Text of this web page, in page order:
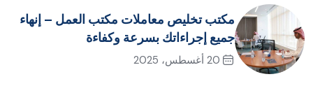
مكتب تخليص معاملات مكتب العمل – إنهاء
جميع إجراءاتك بسرعة وكفاءة
20 أغسطس، 2025